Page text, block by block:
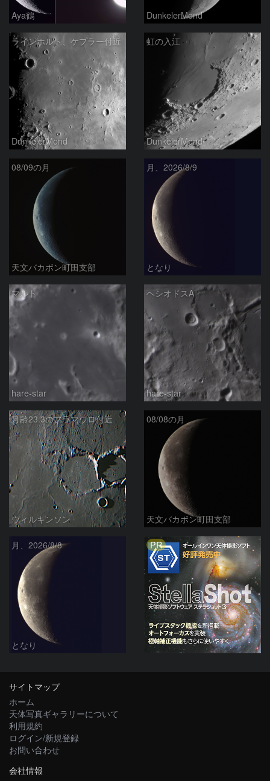
Aya鶴 DunkelerMond
ラインホルト、ケプラー付近
DunkelerMond
虹の入江
DunkelerMond
08/09の月
天文バカボン町田支部
月、2026/8/9
となり
マルト
hare-star
ヘシオドスA
hare-star
月齢23.3のフラマウロ付近
ウィルキンソン
08/08の月
天文バカボン町田支部
月、2026/8/8
となり
PR
サイトマップ
ホーム
天体写真ギャラリーについて
利用規約
ログイン/新規登録
お問い合わせ
会社情報